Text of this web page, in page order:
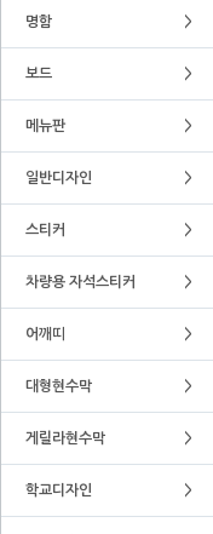
명함 >
보드 >
메뉴판 >
일반디자인 >
스티커 >
차량용 자석스티커 >
어깨띠 >
대형현수막 >
게릴라현수막 >
학교디자인 >